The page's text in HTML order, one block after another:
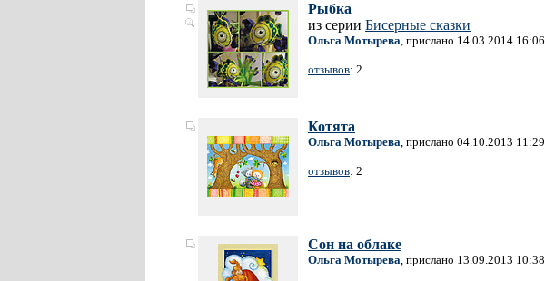
Рыбка
из серии Бисерные сказки
Ольга Мотырева, прислано 14.03.2014 16:06
отзывов: 2
Котята
Ольга Мотырева, прислано 04.10.2013 11:29
отзывов: 2
Сон на облаке
Ольга Мотырева, прислано 13.09.2013 10:38